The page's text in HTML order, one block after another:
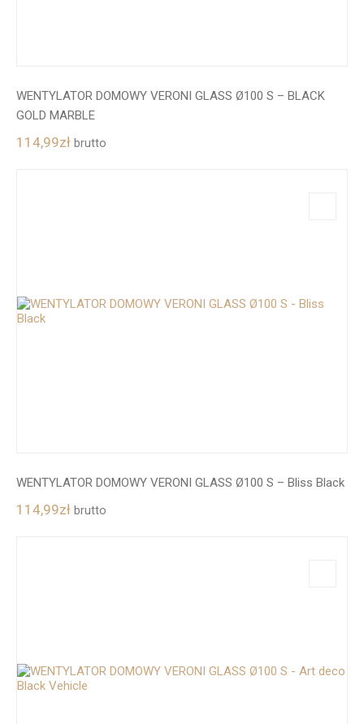
WENTYLATOR DOMOWY VERONI GLASS Ø100 S – BLACK
GOLD MARBLE
114,99zł brutto
WENTYLATOR DOMOWY VERONI GLASS Ø100 S – Bliss Black
114,99zł brutto